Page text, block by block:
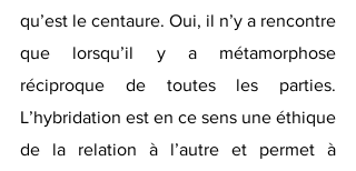
qu’est le centaure. Oui, il n’y a rencontre
que lorsqu’il y a métamorphose
réciproque de toutes les parties.
L’hybridation est en ce sens une éthique
de la relation à l’autre et permet à